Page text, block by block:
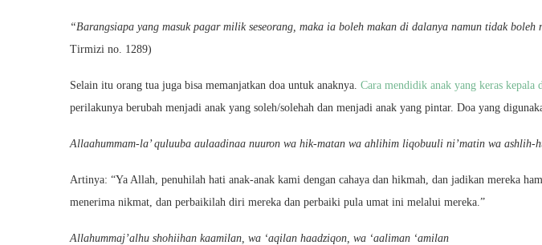
“Barangsiapa yang masuk pagar milik seseorang, maka ia boleh makan di dalanya namun tidak boleh
Tirmizi no. 1289)
Selain itu orang tua juga bisa memanjatkan doa untuk anaknya. Cara mendidik anak yang keras kepala
perilakunya berubah menjadi anak yang soleh/solehah dan menjadi anak yang pintar. Doa yang
Allaahummam-la’ quluuba aulaadinaa nuuron wa hik-matan wa ahlihim liqobuuli ni’matin wa ashlih-
Artinya: “Ya Allah, penuhilah hati anak-anak kami dengan cahaya dan hikmah, dan jadikan mereka
menerima nikmat, dan perbaikilah diri mereka dan perbaiki pula umat ini melalui mereka.”
Allahummaj’alhu shohiihan kaamilan, wa ‘aqilan haadziqon, wa ‘aaliman ‘amilan